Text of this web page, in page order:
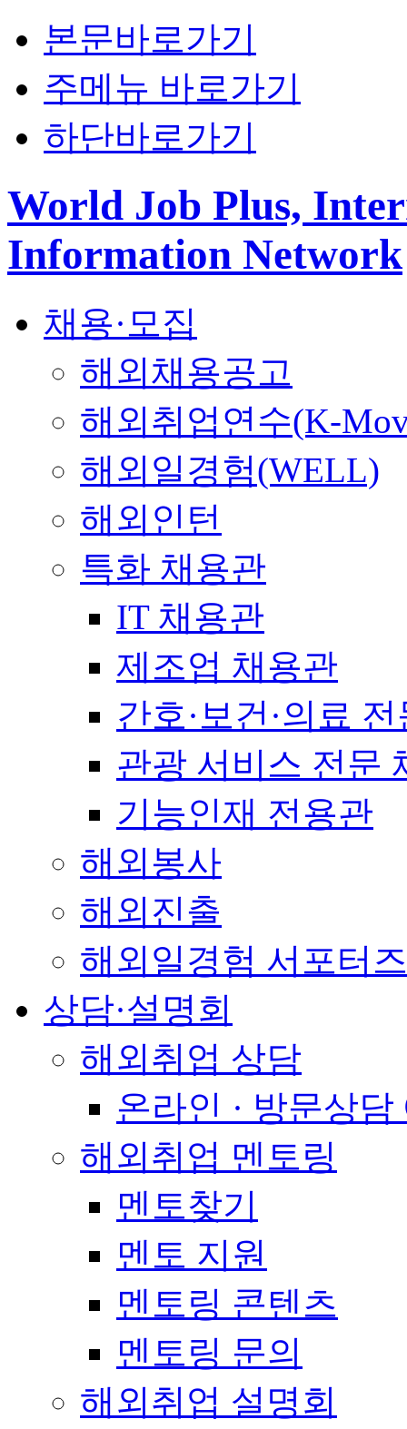
본문바로가기
주메뉴 바로가기
하단바로가기
World Job Plus,
Information Network
채용·모집
해외채용공고
해외취업연수(K-
해외일경험(WELL)
해외인턴
특화 채용관
IT 채용관
제조업 채용관
간호·보건·의료
관광 서비스 전문
기능인재 전용관
해외봉사
해외진출
해외일경험 서포터
상담·설명회
해외취업 상담
온라인 · 방문상담
해외취업 멘토링
멘토찾기
멘토 지원
멘토링 콘텐츠
멘토링 문의
해외취업 설명회